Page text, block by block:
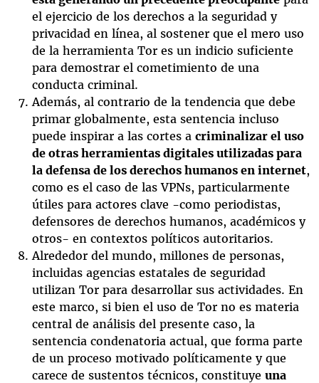
el ejercicio de los derechos a la seguridad y
privacidad en línea, al sostener que el mero uso
de la herramienta Tor es un indicio suficiente
para demostrar el cometimiento de una
conducta criminal.
Además, al contrario de la tendencia que debe
primar globalmente, esta sentencia incluso
puede inspirar a las cortes a criminalizar el uso
de otras herramientas digitales utilizadas para
la defensa de los derechos humanos en internet,
como es el caso de las VPNs, particularmente
útiles para actores clave -como periodistas,
defensores de derechos humanos, académicos y
otros- en contextos políticos autoritarios.
Alrededor del mundo, millones de personas,
incluidas agencias estatales de seguridad
utilizan Tor para desarrollar sus actividades. En
este marco, si bien el uso de Tor no es materia
central de análisis del presente caso, la
sentencia condenatoria actual, que forma parte
de un proceso motivado políticamente y que
carece de sustentos técnicos, constituye una